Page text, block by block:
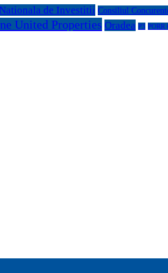
de Investitii Consiliul
United Properties Oradea P3 PORR